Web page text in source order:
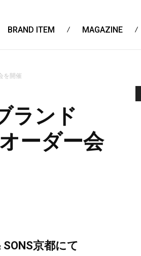
BRAND ITEM MAGAZINE
を開催
ランド
ーダー会
京都にて